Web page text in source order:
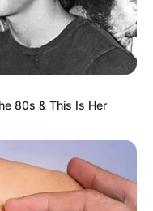
80s & This Is Her